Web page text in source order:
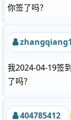
你签了吗？
我2024-04-19签
了吗？
404785412